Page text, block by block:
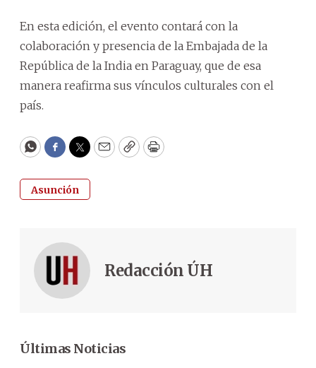
En esta edición, el evento contará con la
colaboración y presencia de la Embajada de la
República de la India en Paraguay, que de esa
manera reafirma sus vínculos culturales con el
país.
WhatsApp
Facebook
Twitter
EmailCopyPrint
Asunción
Redacción ÚH
Últimas Noticias